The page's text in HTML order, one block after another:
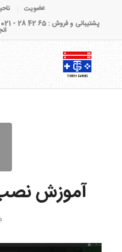
عضویت
آموزش
0